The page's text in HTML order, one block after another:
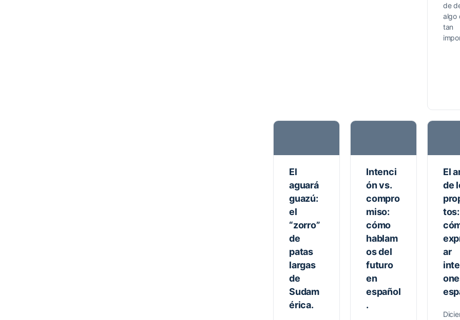
de
algo
tan
El
aguará
guazú:
el
“zorro”
de
patas
largas
de
Sudam
érica.
Intenci
ón vs.
compro
miso:
cómo
hablam
os del
futuro
en
español
.
El
de
tos:
ar